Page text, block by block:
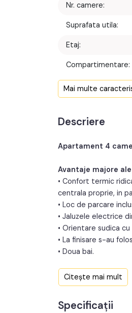
Nr. camere:
Suprafata utila:
Etaj:
Compartimentare:
Confort:
Nr. balcoane:
Nr. parcari:
Mai multe
Descriere
Apartament 4
Avantaje majore
• Confort termic
centrala proprie, in
• Loc de parcare
• Jaluzele electrice
• Orientare sudica
• La finisare s-au
• Doua bai.
TABOO Imobiliare
zona Industrial Vest,
Citește mai mult
Specificații